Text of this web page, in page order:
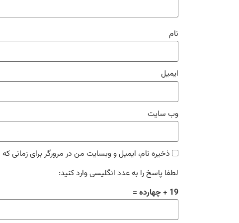
نام
ایمیل
وب‌ سایت
ذخیره نام، ایمیل و وبسایت من در مرورگر برای زمانی
لطفا پاسخ را به عدد انگلیسی وارد کنید:
19 + چهارده =